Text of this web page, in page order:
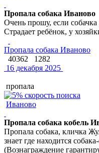
Пропала собака Иваново
Очень прошу, если собачка
Страдает ребёнок, у
Пропала собака Иваново
40362
1282
16 декабря 2025
пропала
Иваново
Пропала собака кобель
Пропала собака, кличка
знает где находится
(Вознаграждение